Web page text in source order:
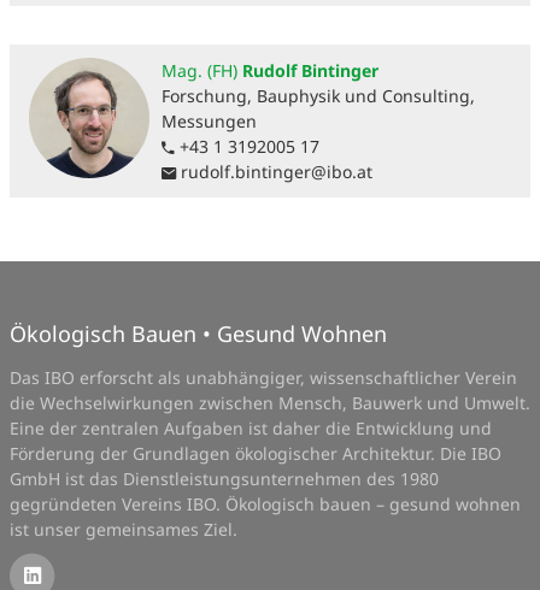
Mag. (FH) Rudolf Bintinger
Forschung, Bauphysik und Consulting,
Messungen
+43 1 3192005 17
rudolf.bintinger@ibo.at
Ökologisch Bauen • Gesund Wohnen
Das IBO erforscht als unabhängiger, wissenschaftlicher Verein
die Wechselwirkungen zwischen Mensch, Bauwerk und Umwelt.
Eine der zentralen Aufgaben ist daher die Entwicklung und
Förderung der Grundlagen ökologischer Architektur. Die IBO
GmbH ist das Dienstleistungsunternehmen des 1980
gegründeten Vereins IBO. Ökologisch bauen – gesund wohnen
ist unser gemeinsames Ziel.